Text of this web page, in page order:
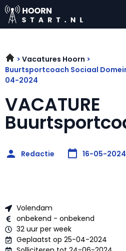
Vacatures Hoorn
Buurtsportcoach Sociaal
04-2024
VACATURE
Redactie 16-05-2024
Volendam
onbekend - onbekend
32 uur per week
Geplaatst op 25-04-2024